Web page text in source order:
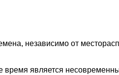
независимо от
время является